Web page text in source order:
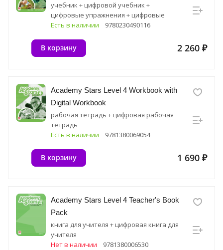
учебник + цифровой учебник +
цифровые упражнения + цифровые
ресурсные материалы
Есть в наличии 9780230490116
2 260 ₽
В корзину
Academy Stars Level 4 Workbook with
Digital Workbook
рабочая тетрадь + цифровая рабочая
тетрадь
Есть в наличии
9781380069054
1 690 ₽
В корзину
Academy Stars Level 4 Teacher's Book
Pack
книга для учителя + цифровая книга для
учителя
Нет в наличии
9781380006530